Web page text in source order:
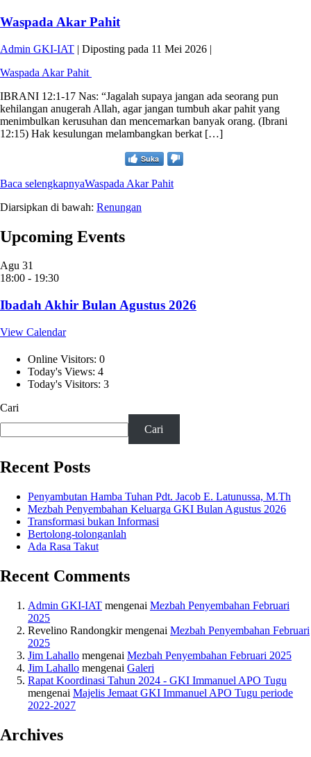
Waspada Akar Pahit
Admin GKI-IAT | Diposting pada 11 Mei 2026 |
Waspada Akar Pahit
IBRANI 12:1-17 Nas: “Jagalah supaya jangan ada seorang pun
kehilangan anugerah Allah, agar jangan tumbuh akar pahit yang
menimbulkan kerusuhan dan mencemarkan banyak orang. (Ibrani
12:15) Hak kesulungan melambangkan berkat […]
Suka
Baca selengkapnyaWaspada Akar Pahit
Diarsipkan di bawah: Renungan
Upcoming Events
Agu 31
18:00 - 19:30
Ibadah Akhir Bulan Agustus 2026
View Calendar
Online Visitors: 0
Today's Views: 4
Today's Visitors: 3
Cari
Cari
Recent Posts
Penyambutan Hamba Tuhan Pdt. Jacob E. Latunussa, M.Th
Mezbah Penyembahan Keluarga GKI Bulan Agustus 2026
Transformasi bukan Informasi
Bertolong-tolonganlah
Ada Rasa Takut
Recent Comments
Admin GKI-IAT mengenai Mezbah Penyembahan Februari
2025
Revelino Randongkirmengenai Mezbah Penyembahan Februari
2025
Jim Lahallo mengenai Mezbah Penyembahan Februari 2025
Jim Lahallo mengenai Galeri
Rapat Koordinasi Tahun 2024 - GKI Immanuel APO Tugu
mengenai Majelis Jemaat GKI Immanuel APO Tugu periode
2022-2027
Archives